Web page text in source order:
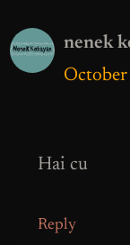
nenek
Hai cu
Reply